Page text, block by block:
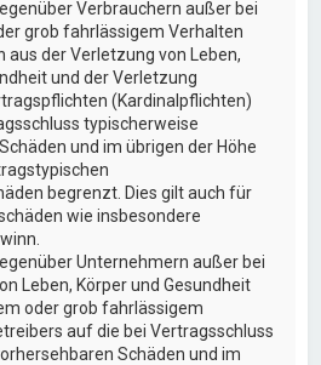
Verbrauchern außer bei
grob fahrlässigem Verhalten
aus der Verletzung von Leben,
und der Verletzung
(Kardinalpflichten)
typischerweise
und im übrigen der Höhe
begrenzt. Dies gilt auch für
wie insbesondere
Unternehmern außer bei
Leben, Körper und Gesundheit
oder grob fahrlässigem
auf die bei Vertragsschluss
Schäden und im